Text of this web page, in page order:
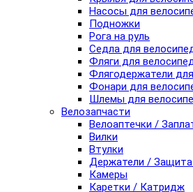
Насосы для
Подножки
Рога на руль
Седла для
Фляги для
Флягодержатели
Фонари для
Шлемы для
Велозапчасти
Велоаптечки /
Вилки
Втулки
Держатели / Защита
Камеры
Каретки / Катридж